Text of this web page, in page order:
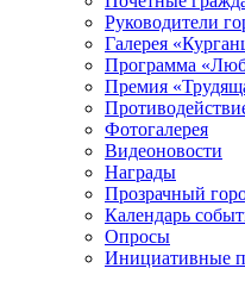
Руководители
Галерея
Программа
Премия
Фотогалерея
Видеоновости
Награды
Прозрачный
Календарь
Опросы
Инициативные